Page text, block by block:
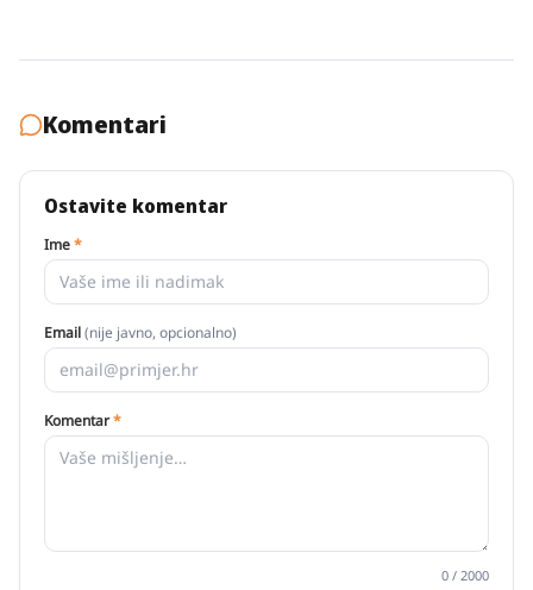
Komentari
Ostavite komentar
Ime*
Email(nije javno, opcionalno)
Komentar*
0 / 2000